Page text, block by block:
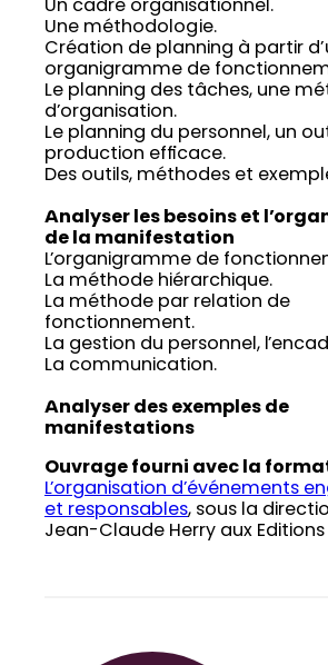
Un cadre organisationnel.
Une méthodologie.
Création de planning à partir
organigramme de
Le planning des tâches, une
d’organisation.
Le planning du personnel, un
production efficace.
Des outils, méthodes et
Analyser les besoins et
de la manifestation
L’organigramme de
La méthode hiérarchique.
La méthode par relation de
fonctionnement.
La gestion du personnel,
La communication.
Analyser des exemples de
manifestations
Ouvrage fourni avec la
L’organisation d’événements
et responsables, sous la
Jean-Claude Herry aux Editions